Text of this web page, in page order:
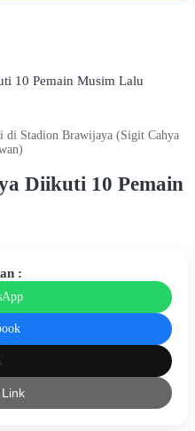
10 Pemain Musim Lalu
di Stadion Brawijaya (Sigit Cahya
Diikuti 10 Pemain
: